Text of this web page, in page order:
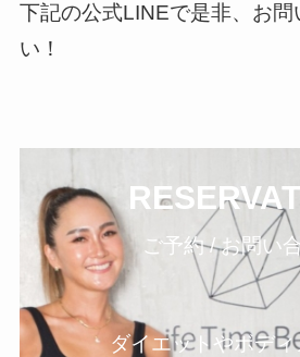
下記の公式LINEで是非、お問
い！
ご予約 / お問い
ダイエットやボディ